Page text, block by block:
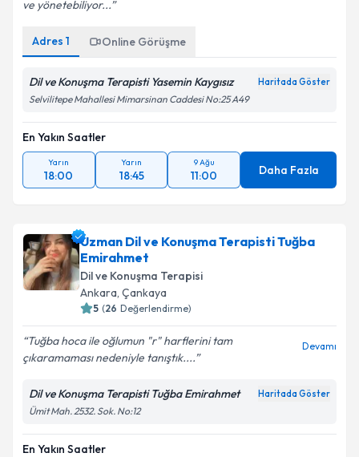
ve yönetebiliyor...
Adres 1 Online Görüşme
Dil ve Konuşma Terapisti Yasemin Kaygısız Haritada Göster
Selvilitepe Mahallesi Mimarsinan Caddesi No:25 A49
En Yakın Saatler
Yarın
18:00
Yarın
18:45
9 Ağu
11:00 Daha Fazla
Uzman Dil ve Konuşma Terapisti Tuğba
Emirahmet
Dil ve Konuşma Terapisi
Ankara, Çankaya
5 (26 Değerlendirme)
Tuğba hoca ile oğlumun "r" harflerini tam
çıkaramaması nedeniyle tanıştık....
Devamı
Dil ve Konuşma Terapisti Tuğba Emirahmet Haritada Göster
Ümit Mah. 2532. Sok. No:12
En Yakın Saatler